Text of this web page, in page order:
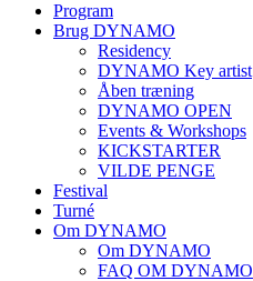
Program
Brug DYNAMO
Residency
DYNAMO Key artist
Åben træning
DYNAMO OPEN
Events & Workshops
KICKSTARTER
VILDE PENGE
Festival
Turné
Om DYNAMO
Om DYNAMO
FAQ OM DYNAMO